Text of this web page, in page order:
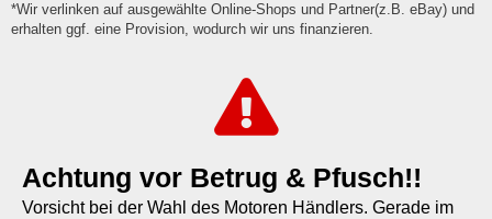
*Wir verlinken auf ausgewählte Online-Shops und Partner(z.B. eBay) und
erhalten ggf. eine Provision, wodurch wir uns finanzieren.
Achtung vor Betrug & Pfusch!!
Vorsicht bei der Wahl des Motoren Händlers. Gerade im